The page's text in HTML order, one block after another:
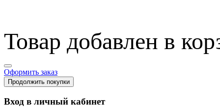
Товар добавлен в
Оформить заказ
Продолжить покупки
Вход в личный кабинет